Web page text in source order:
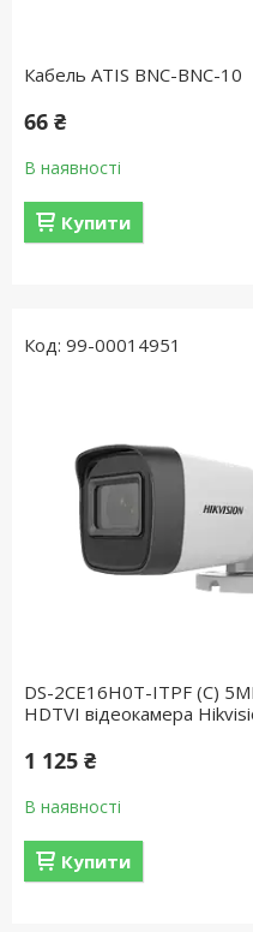
Кабель ATIS BNC-BNC-10
66 ₴
В наявності
Купити
99-00014951
DS-2CE16H0T-ITPF (C)
HDTVI відеокамера
1 125 ₴
В наявності
Купити